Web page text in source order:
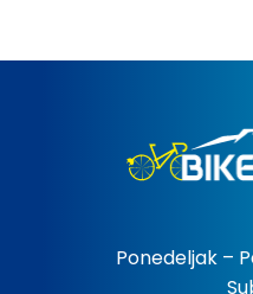
Ponedeljak –